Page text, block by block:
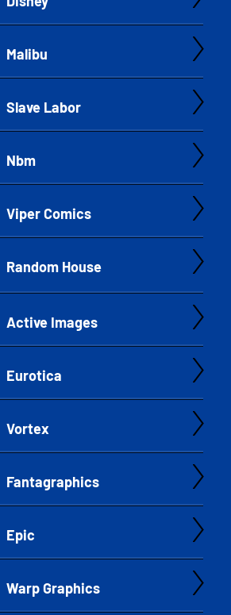
Malibu
Slave Labor
Nbm
Viper Comics
Random House
Active Images
Eurotica
Vortex
Fantagraphics
Epic
Warp Graphics